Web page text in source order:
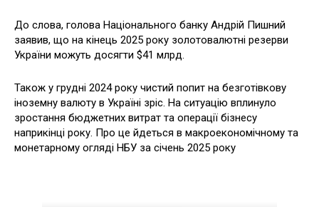
До слова, голова Національного банку Андрій Пишний
заявив, що на кінець 2025 року золотовалютні резерви
України можуть досягти $41 млрд.
Також у грудні 2024 року чистий попит на безготівкову
іноземну валюту в Україні зріс. На ситуацію вплинуло
зростання бюджетних витрат та операції бізнесу
наприкінці року. Про це йдеться в макроекономічному та
монетарному огляді НБУ за січень 2025 року